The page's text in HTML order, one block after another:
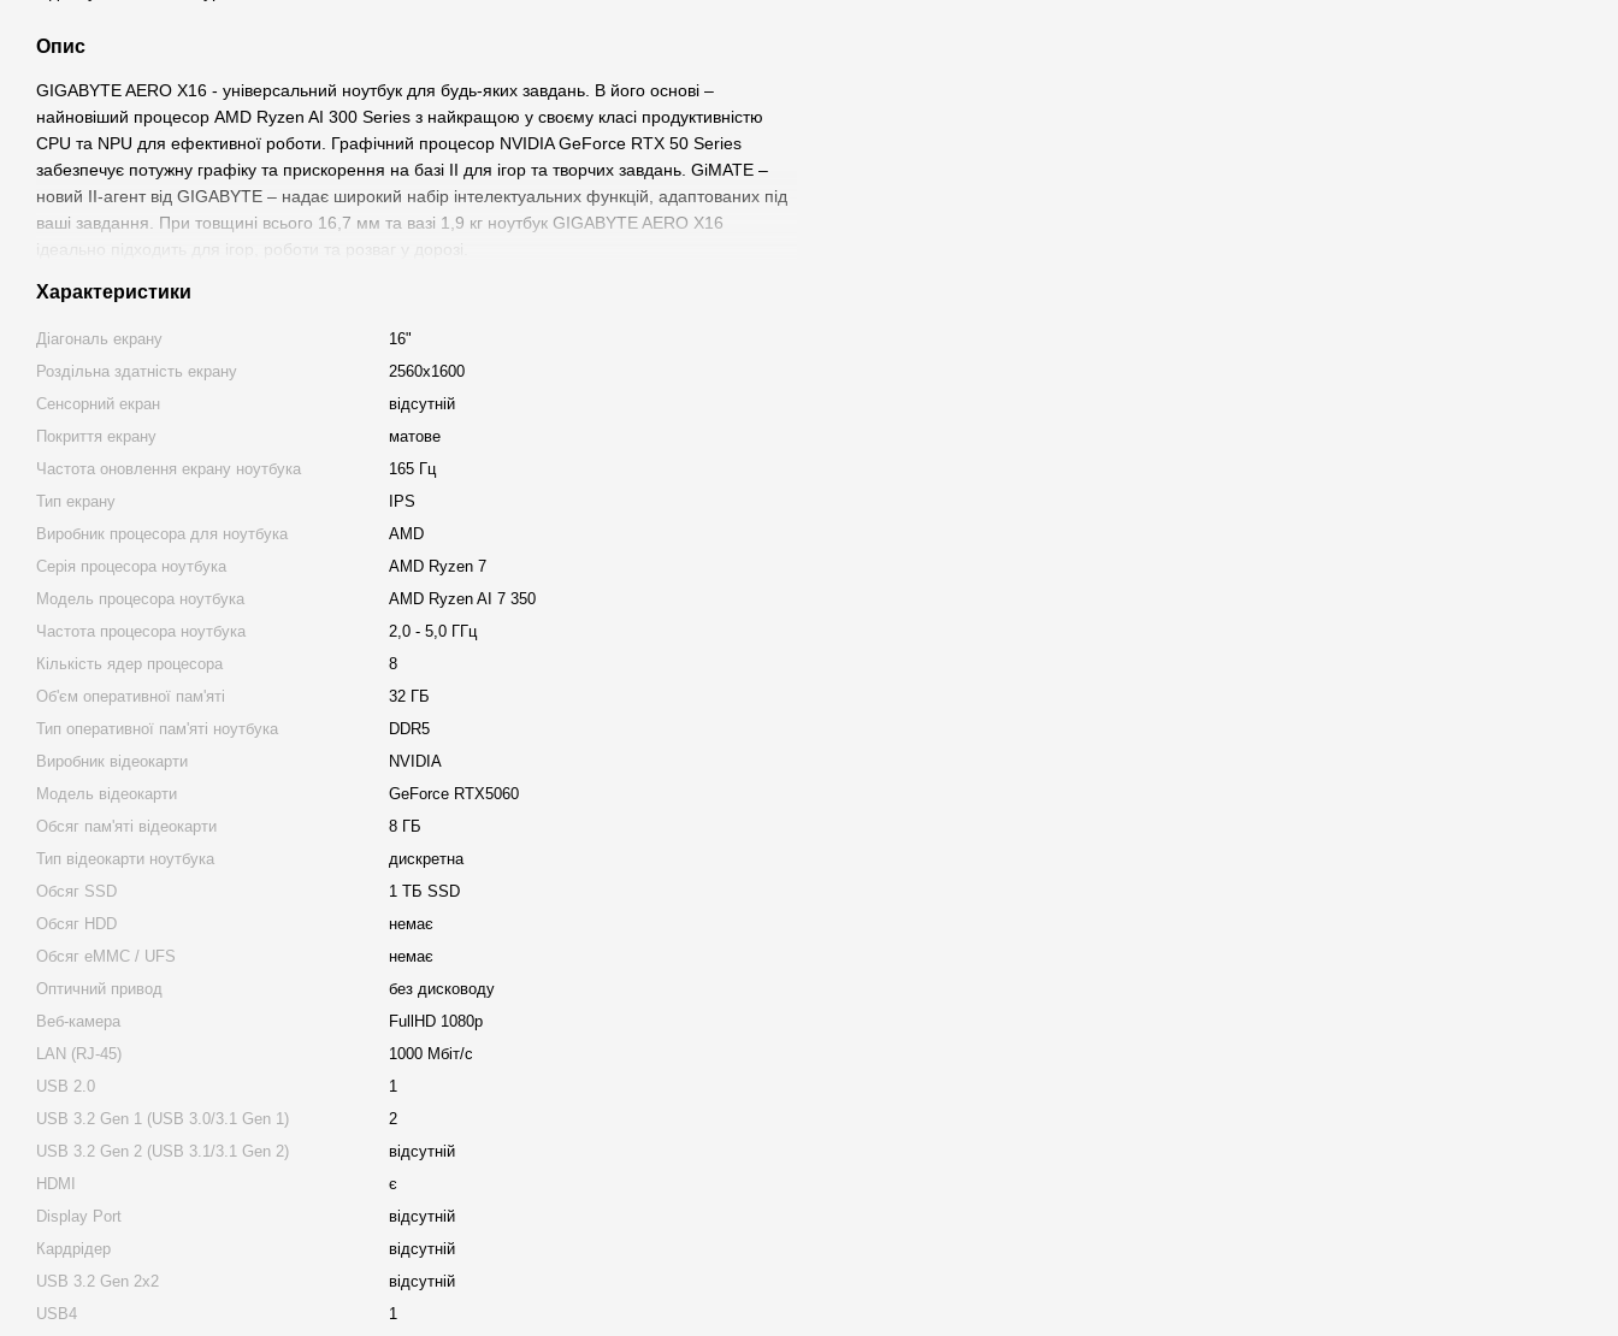
Опис
GIGABYTE AERO X16 - універсальний ноутбук для будь-яких завдань. В його основі –
найновіший процесор AMD Ryzen AI 300 Series з найкращою у своєму класі продуктивністю
CPU та NPU для ефективної роботи. Графічний процесор NVIDIA GeForce RTX 50 Series
забезпечує потужну графіку та прискорення на базі ІІ для ігор та творчих завдань. GiMATE –
новий ІІ-агент від GIGABYTE – надає широкий набір інтелектуальних функцій, адаптованих під
ваші завдання. При товщині всього 16,7 мм та вазі 1,9 кг ноутбук GIGABYTE AERO X16
ідеально підходить для ігор, роботи та розваг у дорозі.
Характеристики
Діагональ екрану
16"
Роздільна здатність екрану
2560x1600
Сенсорний екран
відсутній
Покриття екрану
матове
Частота оновлення екрану ноутбука
165 Гц
Тип екрану
IPS
Виробник процесора для ноутбука
AMD
Серія процесора ноутбука
AMD Ryzen 7
Модель процесора ноутбука
AMD Ryzen AI 7 350
Частота процесора ноутбука
2,0 - 5,0 ГГц
Кількість ядер процесора
8
Об'єм оперативної пам'яті
32 ГБ
Тип оперативної пам'яті ноутбука
DDR5
Виробник відеокарти
NVIDIA
Модель відеокарти
GeForce RTX5060
Обсяг пам'яті відеокарти
8 ГБ
Тип відеокарти ноутбука
дискретна
Обсяг SSD
1 ТБ SSD
Обсяг HDD
немає
Обсяг eMMC / UFS
немає
Оптичний привод
без дисководу
Веб-камера
FullHD 1080p
LAN (RJ-45)
1000 Мбіт/с
USB 2.0
1
USB 3.2 Gen 1 (USB 3.0/3.1 Gen 1)
2
USB 3.2 Gen 2 (USB 3.1/3.1 Gen 2)
відсутній
HDMI
є
Display Port
відсутній
Кардрідер
відсутній
USB 3.2 Gen 2x2
відсутній
USB4
1